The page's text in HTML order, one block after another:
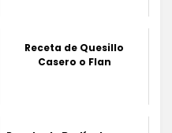
Receta de Quesillo
Casero o Flan